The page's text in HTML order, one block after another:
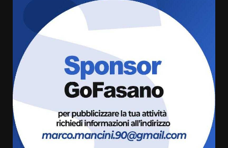
pronta a tornare in Consiglio
comunale
6 Agosto 2026 08:00
Cura dei beni comuni e
cittadinanza attiva: online
l’avviso per la gestione
condivisa della Villetta di
Laureto
La magia del Minareto e la prima
assoluta de “L’Albergo
Belvedere. Il rapimento”